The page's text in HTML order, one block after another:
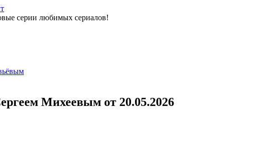
серии любимых сериалов!
Михеевым от 20.05.2026